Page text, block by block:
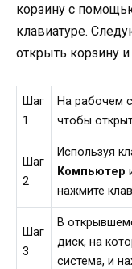
корзину с
клавиатуре.
открыть корзину
Шаг
1
На рабочем
чтобы
Шаг
2
Используя
Компьютер
нажмите
Шаг
3
В
диск, на
система, и